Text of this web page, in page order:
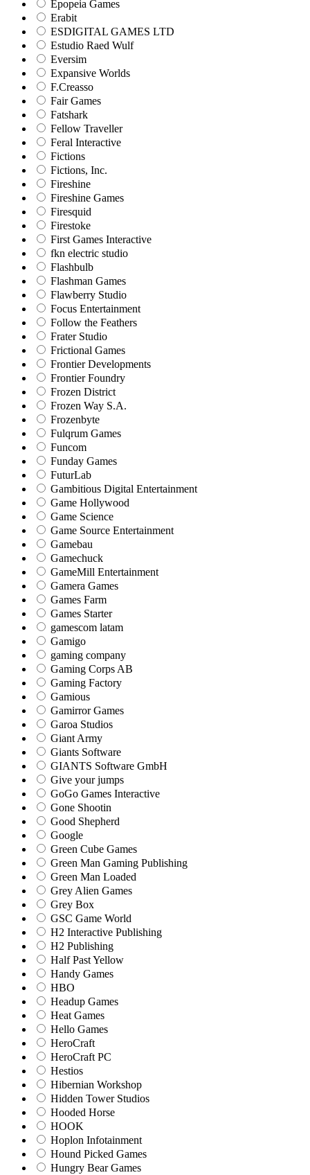
Epopeia Games
Erabit
ESDIGITAL GAMES LTD
Estudio Raed Wulf
Eversim
Expansive Worlds
F.Creasso
Fair Games
Fatshark
Fellow Traveller
Feral Interactive
Fictions
Fictions, Inc.
Fireshine
Fireshine Games
Firesquid
Firestoke
First Games Interactive
fkn electric studio
Flashbulb
Flashman Games
Flawberry Studio
Focus Entertainment
Follow the Feathers
Frater Studio
Frictional Games
Frontier Developments
Frontier Foundry
Frozen District
Frozen Way S.A.
Frozenbyte
Fulqrum Games
Funcom
Funday Games
FuturLab
Gambitious Digital Entertainment
Game Hollywood
Game Science
Game Source Entertainment
Gamebau
Gamechuck
GameMill Entertainment
Gamera Games
Games Farm
Games Starter
gamescom latam
Gamigo
gaming company
Gaming Corps AB
Gaming Factory
Gamious
Gamirror Games
Garoa Studios
Giant Army
Giants Software
GIANTS Software GmbH
Give your jumps
GoGo Games Interactive
Gone Shootin
Good Shepherd
Google
Green Cube Games
Green Man Gaming Publishing
Green Man Loaded
Grey Alien Games
Grey Box
GSC Game World
H2 Interactive Publishing
H2 Publishing
Half Past Yellow
Handy Games
HBO
Headup Games
Heat Games
Hello Games
HeroCraft
HeroCraft PC
Hestios
Hibernian Workshop
Hidden Tower Studios
Hooded Horse
HOOK
Hoplon Infotainment
Hound Picked Games
Hungry Bear Games